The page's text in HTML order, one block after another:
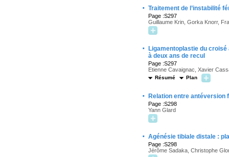
· Traitement de l’instabilité
Page :S297
Guillaume Krin, Gorka Knorr,
·
Ligamentoplastie du
à deux ans de recul
Page :S297
Etienne Cavaignac, Xavier
Résumé Plan
· Relation entre antéversion
Page :S298
Yann Glard
· Agénésie tibiale distale :
Page :S298
Jérôme Sadaka, Christophe